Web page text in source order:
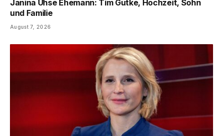
Janina Uhse Ehemann: Tim Gutke, Hochzeit, Sohn
und Familie
August 7, 2026